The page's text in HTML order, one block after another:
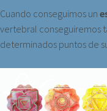
Cuando conseguimos un
vertebral conseguiremos
determinados puntos de